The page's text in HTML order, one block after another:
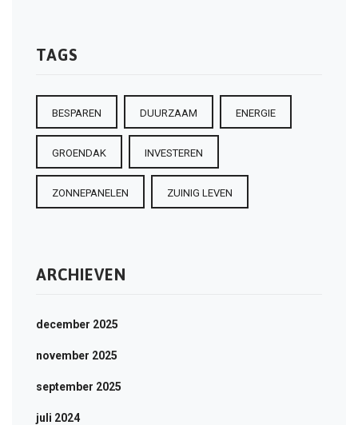
TAGS
BESPAREN DUURZAAM ENERGIE
GROENDAK INVESTEREN
ZONNEPANELEN ZUINIG LEVEN
ARCHIEVEN
december 2025
november 2025
september 2025
juli 2024